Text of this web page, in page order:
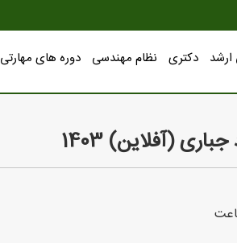
دکتری نظام مهندسی دوره های مهارتی
(آفلاین) 1403